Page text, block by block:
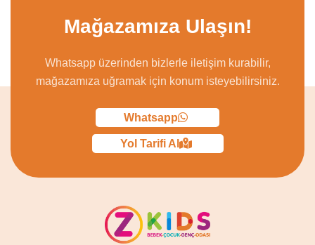
Mağazamıza Ulaşın!
Whatsapp üzerinden bizlerle iletişim kurabilir,
mağazamıza uğramak için konum isteyebilirsiniz.
Whatsapp
Yol Tarifi Al